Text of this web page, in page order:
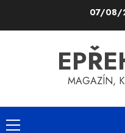
07/08/
MAGAZÍN,
Primary